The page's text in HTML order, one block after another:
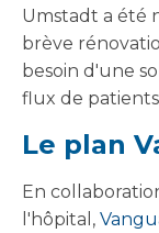
Umstadt a été
brève
besoin d'une
flux de
Le plan
En
l'hôpital,